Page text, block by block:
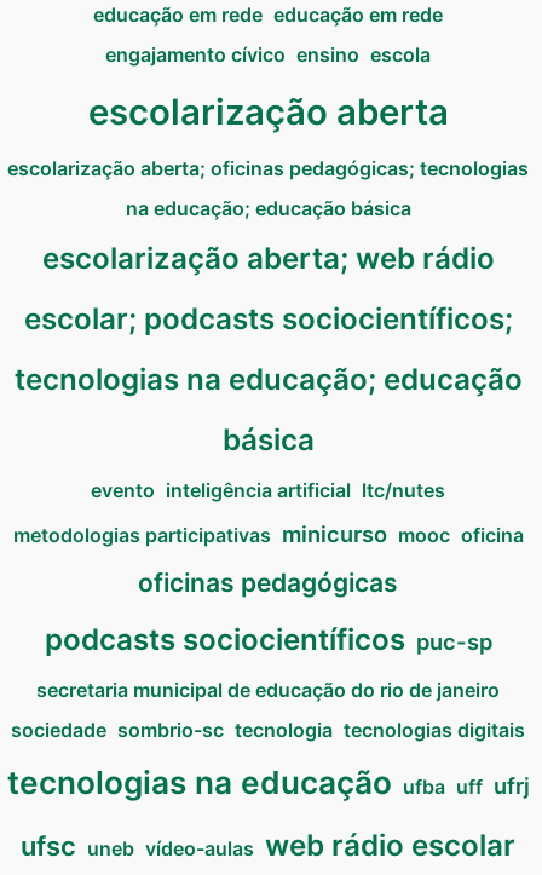
educação em rede educação em rede
engajamento cívico ensino escola
escolarização aberta
escolarização aberta; oficinas pedagógicas; tecnologias
na educação; educação básica
escolarização aberta; web rádio
escolar; podcasts sociocientíficos;
tecnologias na educação; educação
básica
evento inteligência artificial ltc/nutes
metodologias participativas minicurso mooc oficina
oficinas pedagógicas
podcasts sociocientíficos puc-sp
secretaria municipal de educação do rio de janeiro
sociedade sombrio-sc tecnologia tecnologias digitais
tecnologias na educação ufba uff ufrj
ufsc uneb vídeo-aulas web rádio escolar